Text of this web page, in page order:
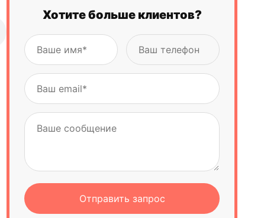
Хотите больше клиентов?